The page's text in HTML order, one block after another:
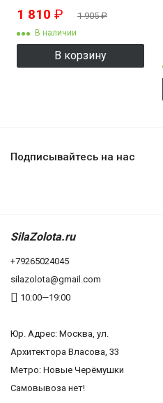
1 810 ₽ 1 905₽
В наличии
В корзину
Подписывайтесь на нас
SilaZolota.ru
+79265024045
silazolota@gmail.com
10:00—19:00
Юр. Адреc: Москва, ул.
Архитектора Власова, 33
Метро: Новые Черёмушки
Самовывоза нет!